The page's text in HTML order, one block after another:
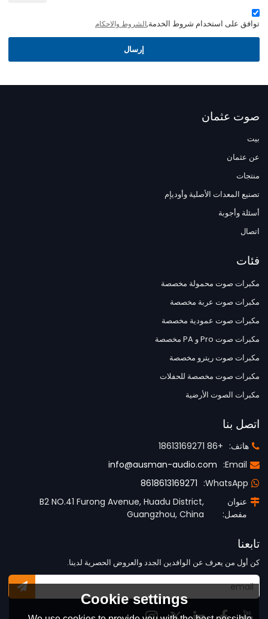
توافق على استخدام شروط الخدمة,الشروط والاحكام
إرسال
صوت عثمان
بيت
عن عثمان
منتجات
تصنيع المعدات الأصلية وأوديإم
أسئلة وأجوبة
اتصال
فئات
مكبرات صوت محمولة مخصصة
مكبرات صوت عربة مخصصة
مكبرات صوت عمودية مخصصة
مكبرات صوت Pro و PA مخصصة
مكبرات صوت ريترو مخصصة
مكبرات صوت مخصصة للحفلات
مكبرات الصوت الأرضية
اتصل بنا
هاتف: +86 18613169271
Email:
info@ausman-audio.com
WhatsApp:
8618613169271
عنوان
مفصل:
B2 NO.41 Furong Avenue, Huadu District,
Guangzhou, China
تابعنا
كن أول من يعرف عن الوافدين الجدد والعروض الحصرية لدينا.
Cookie settings